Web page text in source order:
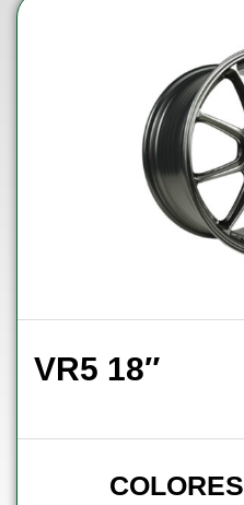
VR5 18″
COLORES